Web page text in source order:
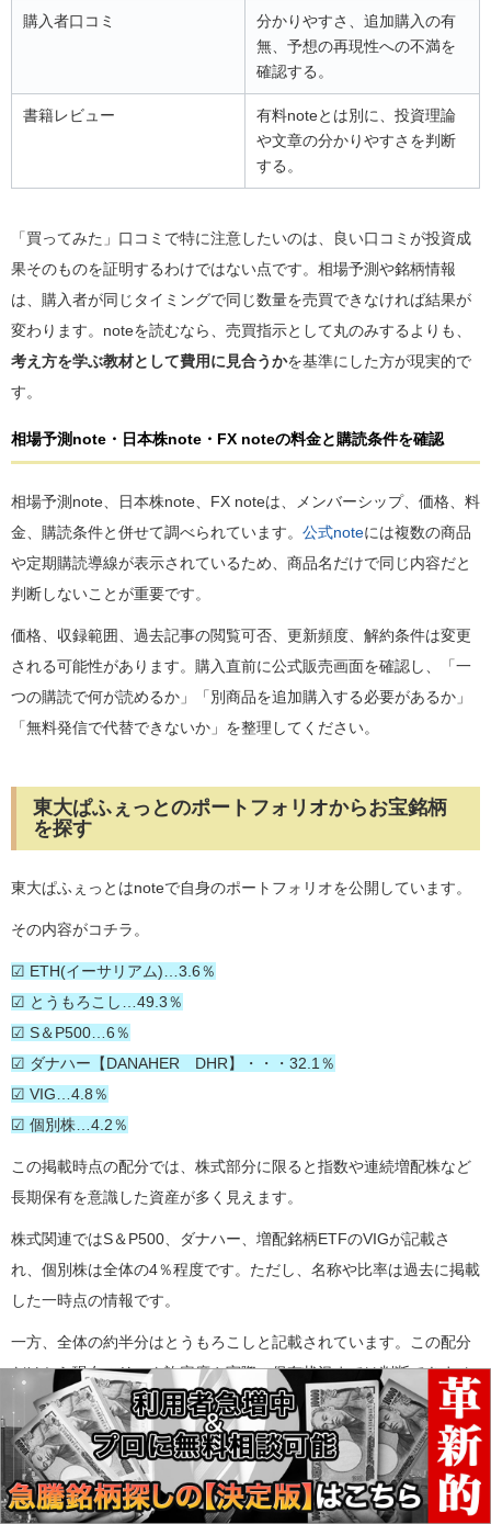
購入者口コミ
分かりやすさ、追加購入の有
無、予想の再現性への不満を
確認する。
書籍レビュー
有料noteとは別に、投資理論
や文章の分かりやすさを判断
する。
「買ってみた」口コミで特に注意したいのは、良い口コミが投資成
果そのものを証明するわけではない点です。相場予測や銘柄情報
は、購入者が同じタイミングで同じ数量を売買できなければ結果が
変わります。noteを読むなら、売買指示として丸のみするよりも、
考え方を学ぶ教材として費用に見合うかを基準にした方が現実的で
す。
相場予測note・日本株note・FX noteの料金と購読条件を確認
相場予測note、日本株note、FX noteは、メンバーシップ、価格、料
金、購読条件と併せて調べられています。 公式noteには複数の商品
や定期購読導線が表示されているため、商品名だけで同じ内容だと
判断しないことが重要です。
価格、収録範囲、過去記事の閲覧可否、更新頻度、解約条件は変更
される可能性があります。購入直前に公式販売画面を確認し、「一
つの購読で何が読めるか」「別商品を追加購入する必要があるか」
「無料発信で代替できないか」を整理してください。
東大ぱふぇっとのポートフォリオからお宝銘柄
を探す
東大ぱふぇっとはnoteで自身のポートフォリオを公開しています。
その内容がコチラ。
☑ ETH(イーサリアム)…3.6％
☑ とうもろこし…49.3％
☑ S＆P500…6％
☑ ダナハー【DANAHER DHR】・・・32.1％
☑ VIG…4.8％
☑ 個別株…4.2％
この掲載時点の配分では、株式部分に限ると指数や連続増配株など
長期保有を意識した資産が多く見えます。
株式関連ではS＆P500、ダナハー、増配銘柄ETFのVIGが記載さ
れ、個別株は全体の4％程度です。ただし、名称や比率は過去に掲載
した一時点の情報です。
一方、全体の約半分はとうもろこしと記載されています。この配分
だけから現在のリスク許容度や実際の保有状況までは判断できませ
ん。
既存本文では、東大ぱふぇっとが株の長期投資について強い表現で
語っていたことを紹介しています。これは本人の見解であり、必勝
法が客観的に確立したという意味ではありません。